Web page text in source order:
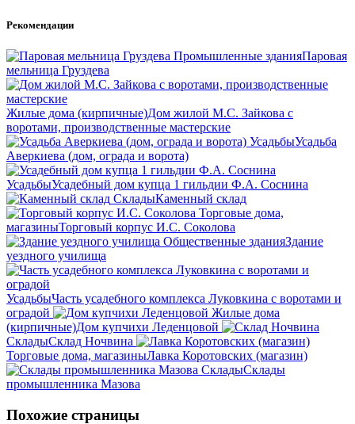
Рекомендации
Промышленные зданияПаровая
мельница Груздева
Жилые дома (кирпичные)Дом жилой М.С. Зайкова с
воротами, производственные мастерские
УсадьбыУсадьба
Аверкиева (дом, ограда и ворота)
УсадьбыУсадебный дом купца 1 гильдии Ф.А. Соснина
СкладыКаменный склад
Торговые дома,
магазиныТорговый корпус И.С. Соколова
Общественные зданияЗдание
уездного училища
УсадьбыЧасть усадебного комплекса Луковкина с воротами и
оградой
Жилые дома
(кирпичные)Дом купчихи Леденцовой
СкладыСклад Ночвина
Торговые дома, магазиныЛавка Коротовских (магазин)
СкладыСклады
промышленника Мазова
Похожие страницы